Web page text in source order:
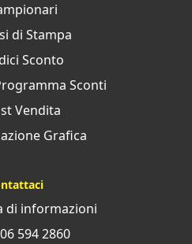
di Stampa
Sconto
Sconti
Vendita
Grafica
di informazioni
594 2860